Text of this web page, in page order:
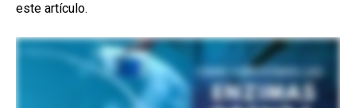
este artículo.